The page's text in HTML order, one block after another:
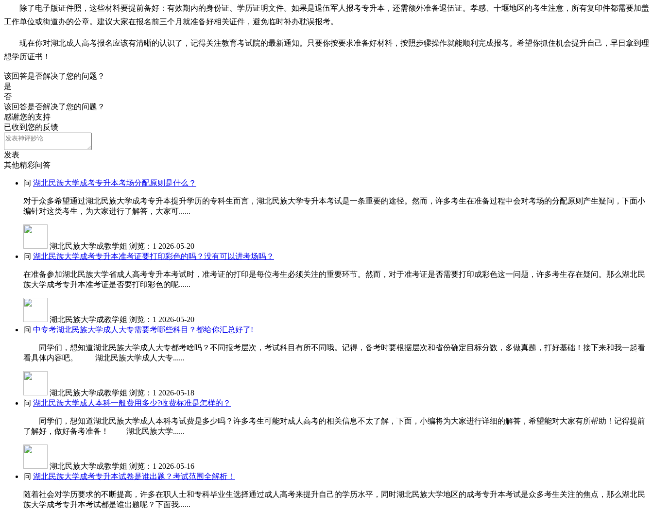
除了电子版证件照，这些材料要提前备好：有效期内的身份证、学历证明文件。如果是退伍军人报考专升本，还需额外准备退伍证。孝感、十堰地区的考生注意，所有复印件都需要加盖
工作单位或街道办的公章。建议大家在报名前三个月就准备好相关证件，避免临时补办耽误报考。
现在你对湖北成人高考报名应该有清晰的认识了，记得关注教育考试院的最新通知。只要你按要求准备好材料，按照步骤操作就能顺利完成报考。希望你抓住机会提升自己，早日拿到理
想学历证书！
该回答是否解决了您的问题？
是
否
该回答是否解决了您的问题？
感谢您的支持
已收到您的反馈
发表
其他精彩问答
问 湖北民族大学成考专升本考场分配原则是什么？
对于众多希望通过湖北民族大学成考专升本提升学历的专科生而言，湖北民族大学专升本考试是一条重要的途径。然而，许多考生在准备过程中会对考场的分配原则产生疑问，下面小
编针对这类考生，为大家进行了解答，大家可......
湖北民族大学成教学姐 浏览：1 2026-05-20
问 湖北民族大学成考专升本准考证要打印彩色的吗？没有可以进考场吗？
在准备参加湖北民族大学省成人高考专升本考试时，准考证的打印是每位考生必须关注的重要环节。然而，对于准考证是否需要打印成彩色这一问题，许多考生存在疑问。那么湖北民
族大学成考专升本准考证是否要打印彩色的呢......
湖北民族大学成教学姐 浏览：1 2026-05-20
问 中专考湖北民族大学成人大专需要考哪些科目？都给你汇总好了!
同学们，想知道湖北民族大学成人大专都考啥吗？不同报考层次，考试科目有所不同哦。记得，备考时要根据层次和省份确定目标分数，多做真题，打好基础！接下来和我一起看
看具体内容吧。 湖北民族大学成人大专......
湖北民族大学成教学姐 浏览：1 2026-05-18
问 湖北民族大学成人本科一般费用多少?收费标准是怎样的？
同学们，想知道湖北民族大学成人本科考试费是多少吗？许多考生可能对成人高考的相关信息不太了解，下面，小编将为大家进行详细的解答，希望能对大家有所帮助！记得提前
了解好，做好备考准备！ 湖北民族大学......
湖北民族大学成教学姐 浏览：1 2026-05-16
问 湖北民族大学成考专升本试卷是谁出题？考试范围全解析！
随着社会对学历要求的不断提高，许多在职人士和专科毕业生选择通过成人高考来提升自己的学历水平，同时湖北民族大学地区的成考专升本考试是众多考生关注的焦点，那么湖北民
族大学成考专升本考试都是谁出题呢？下面我......